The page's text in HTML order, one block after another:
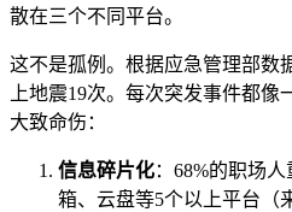
散在三个不同平台。
这不是孤例。根据应急管理部数
上地震19次。每次突发事件都像
大致命伤：
信息碎片化：68%的职场
箱、云盘等5个以上平台（